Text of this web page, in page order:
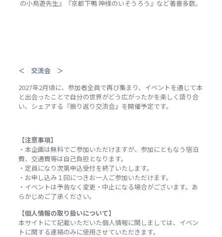
の小鳥遊先生』『京都下鴨 神様のいそうろう』など著書多数。
＜ 交流会 ＞
2027年2月頃に、参加者全員で再び集まり、イベントを通じて本
と出会ったことで自分の世界がどう広がったかを楽しく語り合
い、シェアする『振り返り交流会』を開催予定です。
【注意事項】
・本企画は無料でご参加いただけますが、参加にともなう宿泊
費、交通費等は自己負担となります。
・定員になり次第申込受付を終了いたします。
・お申し込み１回につきお一人ご参加いただけます。
・イベントは予告なく変更・中止になる場合がございます。あ
らかじめご了承ください。
【個人情報の取り扱いについて】
本サイトにて記載いただいた個人情報に関しましては、イベン
トに関する連絡のみに使用させていただきます。